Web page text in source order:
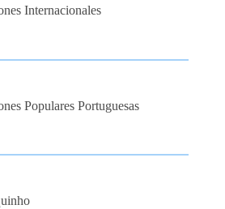
Internacionales
Populares Portuguesas